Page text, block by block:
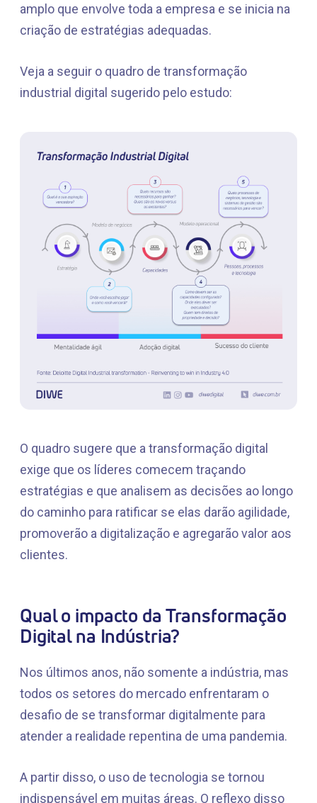
amplo que envolve toda a empresa e se inicia na
criação de estratégias adequadas.
Veja a seguir o quadro de transformação
industrial digital sugerido pelo estudo:
O quadro sugere que a transformação digital
exige que os líderes comecem traçando
estratégias e que analisem as decisões ao longo
do caminho para ratificar se elas darão agilidade,
promoverão a digitalização e agregarão valor aos
clientes.
Qual o impacto da Transformação
Digital na Indústria?
Nos últimos anos, não somente a indústria, mas
todos os setores do mercado enfrentaram o
desafio de se transformar digitalmente para
atender a realidade repentina de uma pandemia.
A partir disso, o uso de tecnologia se tornou
indispensável em muitas áreas. O reflexo disso